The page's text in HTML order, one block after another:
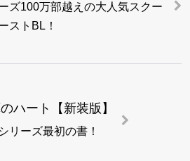
ズ100万部越えの大人気スクー
ストBL！
ハート【新装版】
リーズ最初の書！